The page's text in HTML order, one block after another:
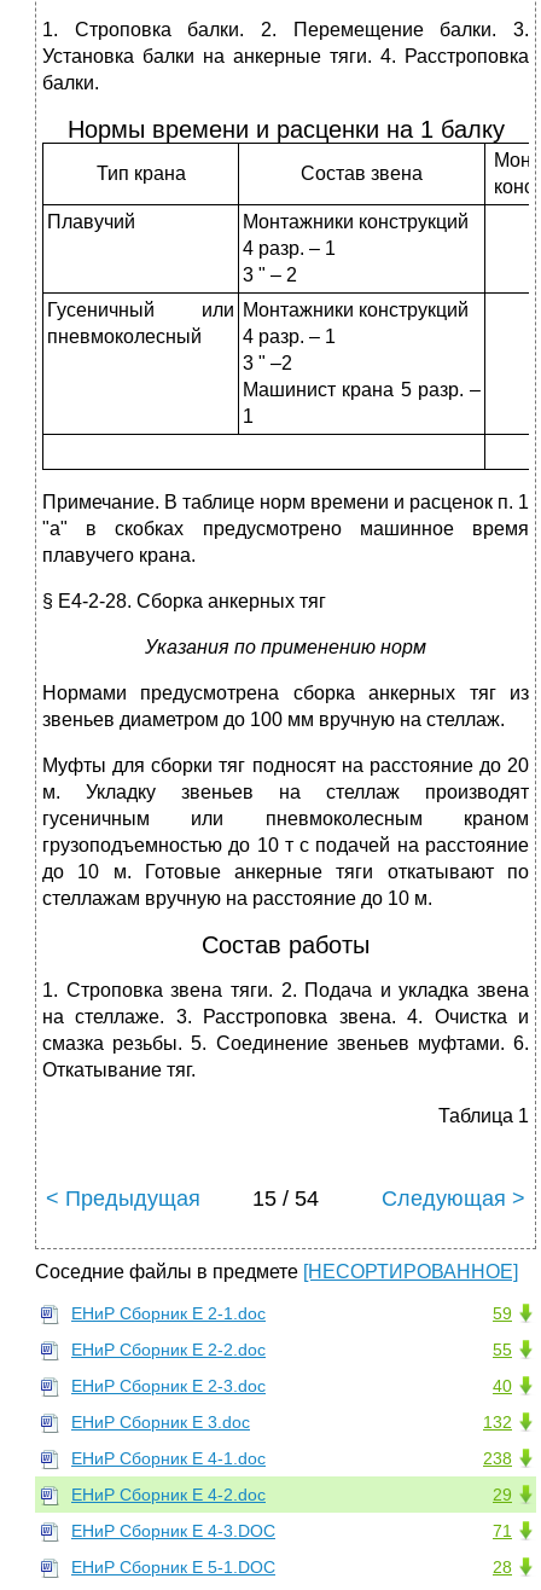
1. Строповка балки. 2. Перемещение балки. 3.
Установка балки на анкерные тяги. 4. Расстроповка
балки.
Нормы времени и расценки на 1 балку
Тип крана Состав звена
Плавучий
Монтажники конструкций
4 разр. – 1
3 " – 2
Гусеничный или
пневмоколесный
Монтажники конструкций
4 разр. – 1
3 " –2
Машинист крана 5 разр. –
1
Примечание. В таблице норм времени и расценок п. 1
"а" в скобках предусмотрено машинное время
плавучего крана.
§ Е4-2-28. Сборка анкерных тяг
Указания по применению норм
Нормами предусмотрена сборка анкерных тяг из
звеньев диаметром до 100 мм вручную на стеллаж.
Муфты для сборки тяг подносят на расстояние до 20
м. Укладку звеньев
на стеллаж производят
гусеничным или пневмоколесным краном
грузоподъемностью до 10 т с подачей на расстояние
до 10 м. Готовые анкерные тяги откатывают по
стеллажам вручную на расстояние до 10 м.
Состав работы
1. Строповка звена тяги. 2. Подача и укладка звена
на стеллаже. 3. Расстроповка звена. 4. Очистка и
смазка резьбы. 5. Соединение звеньев муфтами. 6.
Откатывание тяг.
Таблица 1
< Предыдущая 15 / 54 Следующая >
Соседние файлы в предмете [НЕСОРТИРОВАННОЕ]
59
ЕНиР Сборник Е 2-1.doc
55
ЕНиР Сборник Е 2-2.doc
40
ЕНиР Сборник Е 2-3.doc
132
ЕНиР Сборник Е 3.doc
238
ЕНиР Сборник Е 4-1.doc
29
ЕНиР Сборник Е 4-2.doc
71
ЕНиР Сборник Е 4-3.DOC
28
ЕНиР Сборник Е 5-1.DOC